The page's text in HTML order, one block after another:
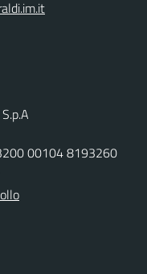
00104 8193260